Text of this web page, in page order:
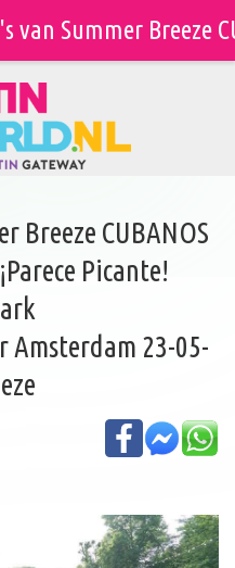
Breeze CUBANOS
Picante!
23-05-
van Summer Breeze